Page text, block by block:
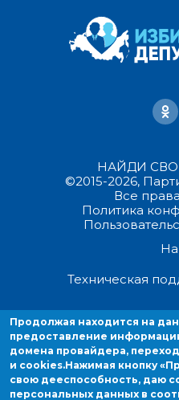
НАЙДИ
©2015-2026,
Все
Политика
Техническая
Продолжая находиться на
предоставление информации
провайдера, переходах с
Продолжая находится на
предоставление
домена провайдера,
и cookies.Нажимая кнопку
свою дееспособность, даю
персональных данных в